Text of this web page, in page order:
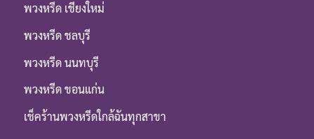
พวงหรีด เชียงใหม่
พวงหรีด ชลบุรี
พวงหรีด นนทบุรี
พวงหรีด ขอนแก่น
เช็คร้านพวงหรีดใกล้ฉันทุกสาขา